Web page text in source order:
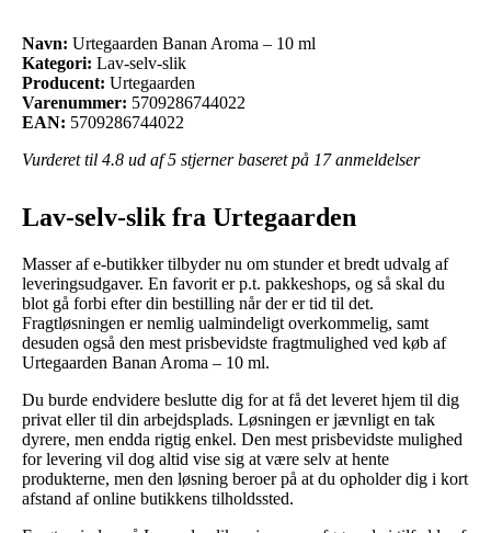
Navn: Urtegaarden Banan Aroma – 10 ml
Kategori: Lav-selv-slik
Producent: Urtegaarden
Varenummer: 5709286744022
EAN: 5709286744022
Vurderet til 4.8 ud af 5 stjerner baseret på 17anmeldelser
Lav-selv-slik fra Urtegaarden
Masser af e-butikker tilbyder nu om stunder et bredt udvalg af
leveringsudgaver. En favorit er p.t. pakkeshops, og så skal du
blot gå forbi efter din bestilling når der er tid til det.
Fragtløsningen er nemlig ualmindeligt overkommelig, samt
desuden også den mest prisbevidste fragtmulighed ved køb af
Urtegaarden Banan Aroma – 10 ml.
Du burde endvidere beslutte dig for at få det leveret hjem til dig
privat eller til din arbejdsplads. Løsningen er jævnligt en tak
dyrere, men endda rigtig enkel. Den mest prisbevidste mulighed
for levering vil dog altid vise sig at være selv at hente
produkterne, men den løsning beroer på at du opholder dig i kort
afstand af online butikkens tilholdssted.